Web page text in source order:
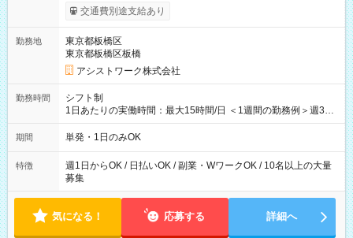
間】試用期間なし
交通費別途支給あり
勤務地
東京都板橋区
東京都板橋区板橋
アシストワーク株式会社
勤務時間
シフト制
1日あたりの実働時間：最大15時間/日 ＜1週間の勤務例＞週3回
勤務 勤務：月・水・金 休み：火・木・土・日 好きな時にお仕事
可能です！ ※1日あたりの最大実働時間は日勤、夜勤共に勤務し
期間 単発・1日のみOK
特徴
週1日からOK / 日払いOK / 副業・WワークOK / 10名以上の大量
募集
気になる！ 応募する 詳細へ